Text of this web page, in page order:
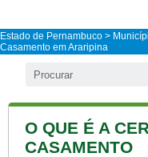
Estado de Pernambuco >
Casamento em Araripina
O QUE É A
CASAMENTO